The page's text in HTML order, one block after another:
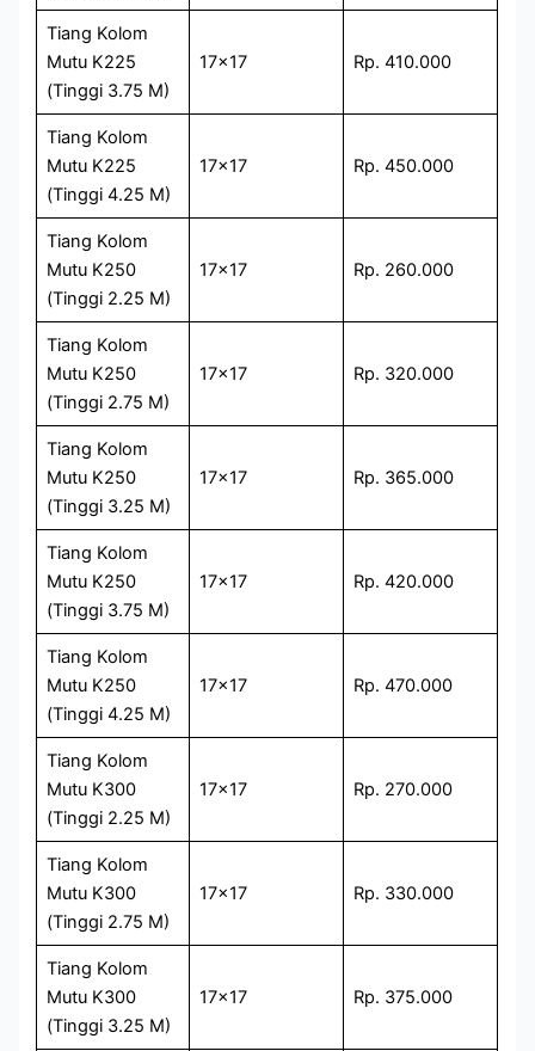
Tiang Kolom
Mutu K225
(Tinggi 3.75 M)
17×17 Rp. 410.000
Tiang Kolom
Mutu K225
(Tinggi 4.25 M)
17×17 Rp. 450.000
Tiang Kolom
Mutu K250
(Tinggi 2.25 M)
17×17 Rp. 260.000
Tiang Kolom
Mutu K250
(Tinggi 2.75 M)
17×17 Rp. 320.000
Tiang Kolom
Mutu K250
(Tinggi 3.25 M)
17×17 Rp. 365.000
Tiang Kolom
Mutu K250
(Tinggi 3.75 M)
17×17 Rp. 420.000
Tiang Kolom
Mutu K250
(Tinggi 4.25 M)
17×17 Rp. 470.000
Tiang Kolom
Mutu K300
(Tinggi 2.25 M)
17×17 Rp. 270.000
Tiang Kolom
Mutu K300
(Tinggi 2.75 M)
17×17 Rp. 330.000
Tiang Kolom
Mutu K300
(Tinggi 3.25 M)
17×17 Rp. 375.000